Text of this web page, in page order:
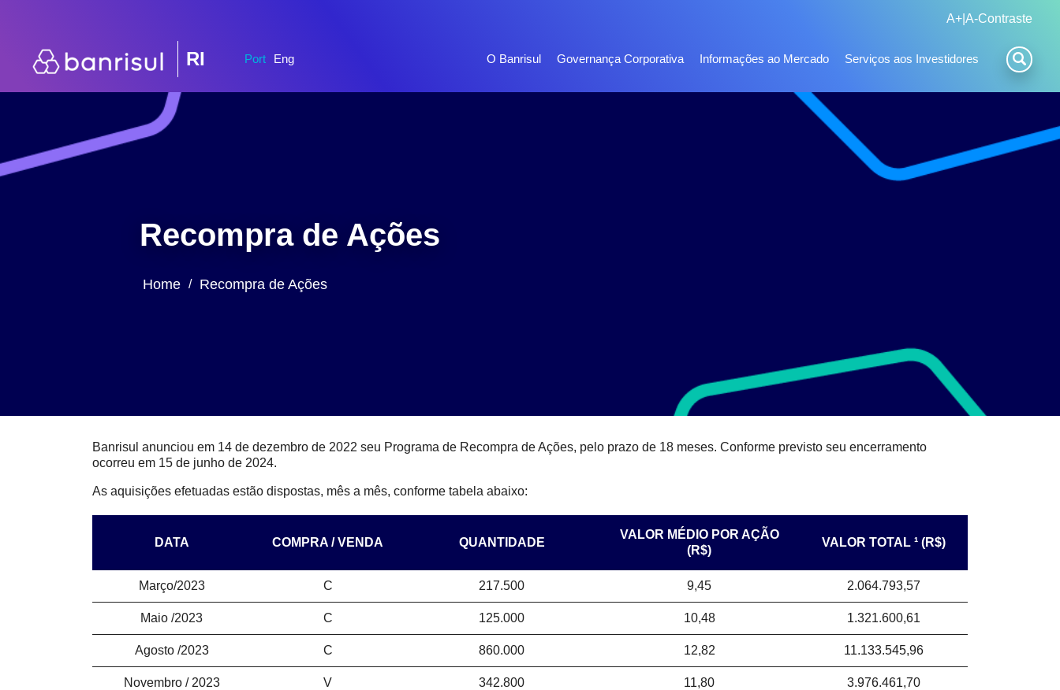
A+ A-Contraste
RI Port Eng O Banrisul Governança Corporativa Informações ao Mercado Serviços aos Investidores
Recompra de Ações
Home / Recompra de Ações
Banrisul anunciou em 14 de dezembro de 2022 seu Programa de Recompra de Ações, pelo prazo de 18 meses. Conforme previsto seu encerramento
ocorreu em 15 de junho de 2024.
As aquisições efetuadas estão dispostas, mês a mês, conforme tabela abaixo:
DATA COMPRA / VENDA QUANTIDADE
VALOR MÉDIO POR AÇÃO
(R$)
VALOR TOTAL ¹ (R$)
Março/2023 C 217.500 9,45 2.064.793,57
Maio /2023 C 125.000 10,48 1.321.600,61
Agosto /2023 C 860.000 12,82 11.133.545,96
Novembro / 2023 V 342.800 11,80 3.976.461,70